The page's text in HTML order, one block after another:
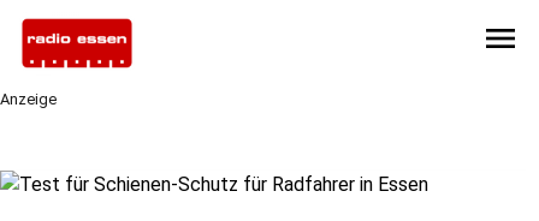
menu
Anzeige